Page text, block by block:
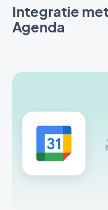
Integratie
Agenda